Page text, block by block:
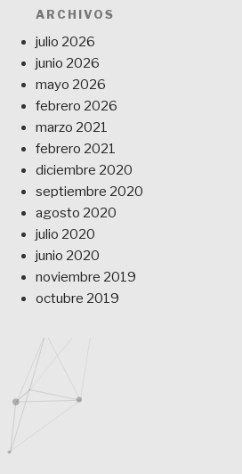
ARCHIVOS
julio 2026
junio 2026
mayo 2026
febrero 2026
marzo 2021
febrero 2021
diciembre 2020
septiembre 2020
agosto 2020
julio 2020
junio 2020
noviembre 2019
octubre 2019